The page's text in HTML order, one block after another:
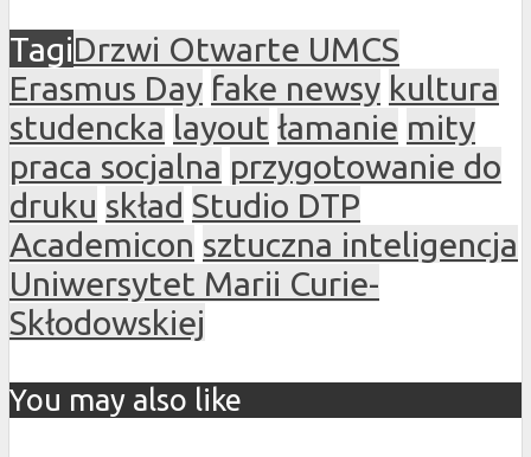
TagiDrzwi Otwarte UMCS
Erasmus Day fake newsy kultura
studencka layout łamanie mity
praca socjalna przygotowanie do
druku skład Studio DTP
Academicon sztuczna inteligencja
Uniwersytet Marii Curie-
Skłodowskiej
You may also like